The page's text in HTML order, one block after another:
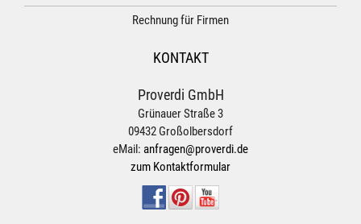
Rechnung für Firmen
KONTAKT
Proverdi GmbH
Grünauer Straße 3
09432 Großolbersdorf
eMail: anfragen@proverdi.de
zum Kontaktformular